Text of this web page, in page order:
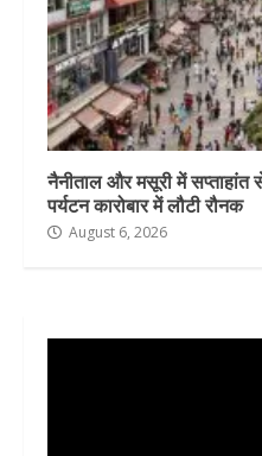
नैनीताल और मसूरी में सप्ताहांत
पर्यटन कारोबार में लौटी रौनक
August 6, 2026